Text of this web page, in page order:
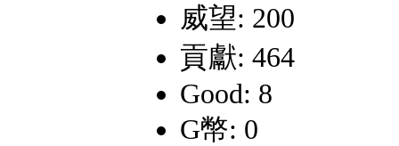
威望: 200
貢獻: 464
Good: 8
G幣: 0